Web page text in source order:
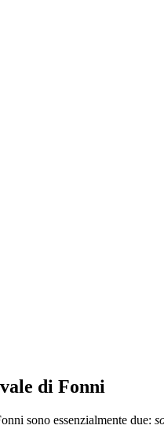
di Fonni
sono essenzialmente due: